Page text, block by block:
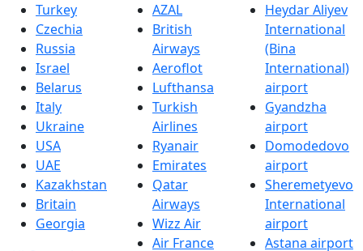
Turkey
Czechia
Russia
Israel
Belarus
Italy
Ukraine
USA
UAE
Kazakhstan
Britain
Georgia
AZAL
British
Airways
Aeroflot
Lufthansa
Turkish
Airlines
Ryanair
Emirates
Qatar
Airways
Wizz Air
Air France
Heydar Aliyev
International
(Bina
International)
airport
Gyandzha
airport
Domodedovo
airport
Sheremetyevo
International
airport
Astana airport